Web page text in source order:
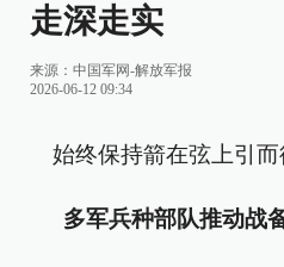
走深走实
来源： 中国军网-解放军报
2026-06-12 09:34
始终保持箭在弦上引
多军兵种部队推动战